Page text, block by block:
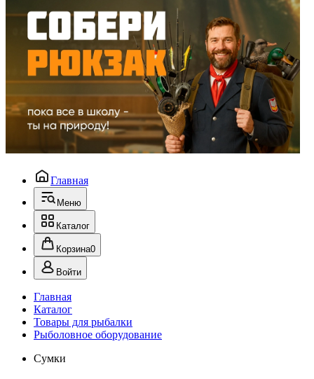
Главная
Меню
Каталог
Корзина0
Войти
Главная
Каталог
Товары для рыбалки
Рыболовное оборудование
Сумки